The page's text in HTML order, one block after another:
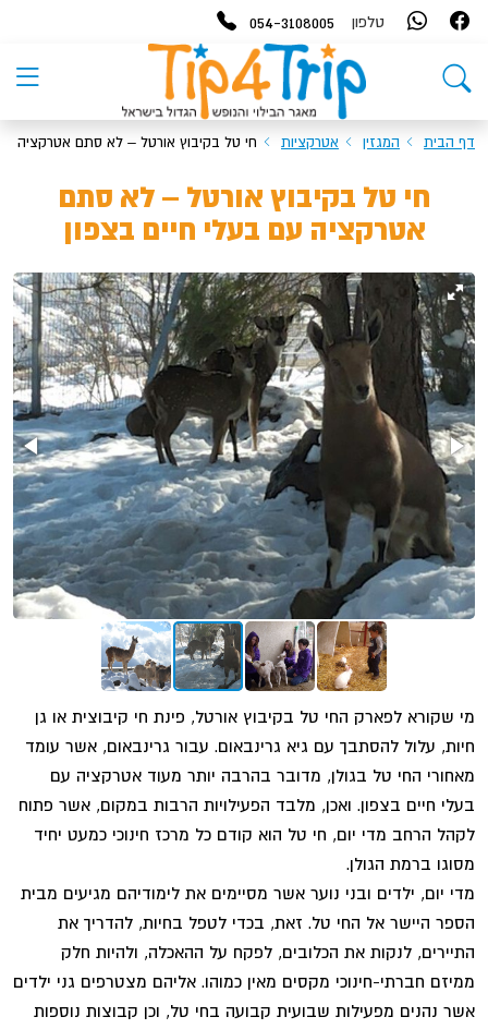
טלפון 054-3108005
דף הבית המגזין אטרקציות חי טל בקיבוץ אורטל – לא סתם אטרקציה
חי טל בקיבוץ אורטל – לא סתם
אטרקציה עם בעלי חיים בצפון
מי שקורא לפארק החי טל בקיבוץ אורטל, פינת חי קיבוצית או גן
חיות, עלול להסתבך עם גיא גרינבאום. עבור גרינבאום, אשר עומד
מאחורי החי טל בגולן, מדובר בהרבה יותר מעוד אטרקציה עם
בעלי חיים בצפון. ואכן, מלבד הפעילויות הרבות במקום, אשר פתוח
לקהל הרחב מדי יום, חי טל הוא קודם כל מרכז חינוכי כמעט יחיד
מסוגו ברמת הגולן.
מדי יום, ילדים ובני נוער אשר מסיימים את לימודיהם מגיעים מבית
הספר היישר אל החי טל. זאת, בכדי לטפל בחיות, להדריך את
התיירים, לנקות את הכלובים, לפקח על ההאכלה, ולהיות חלק
ממיזם חברתי-חינוכי מקסים מאין כמוהו. אליהם מצטרפים גני ילדים
אשר נהנים מפעילות שבועית קבועה בחי טל, וכן קבוצות נוספות